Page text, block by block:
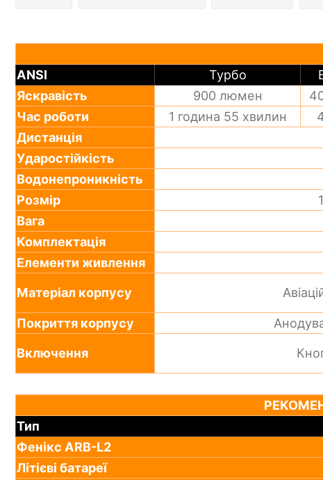
ANSI
Турбо
Яскравість
900 люмен
Час роботи
1 година 55 хвилин
Дистанція
Ударостійкість
Водонепроникність
Розмір
Вага
Комплектація
Елементи живлення
Матеріал корпусу
Покриття корпусу
Включення
Тип
Фенікс ARB-L2
Літієві батареї